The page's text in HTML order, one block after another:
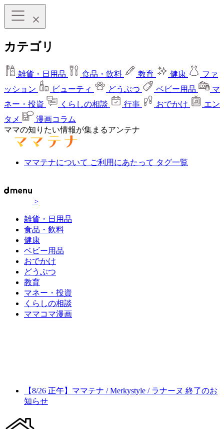
カテゴリ
雑貨・日用品 食品・飲料 教育 健康
ファ
ッション
ビューティ どうぶつ ベビー用品
マ
ネー・投資
くらしの相談 行事 おでかけ
エン
タメ
漫画コラム
ママの知りたい情報が集まるアンテナ
ママテナについて ご利用にあたって タグ一覧
>
雑貨・日用品
食品・飲料
健康
ベビー用品
おでかけ
どうぶつ
教育
マネー・投資
くらしの相談
ママコマ漫画
【8/26 正午】ママテナ / Merkystyle / ラナーヌ 終了のお
知らせ